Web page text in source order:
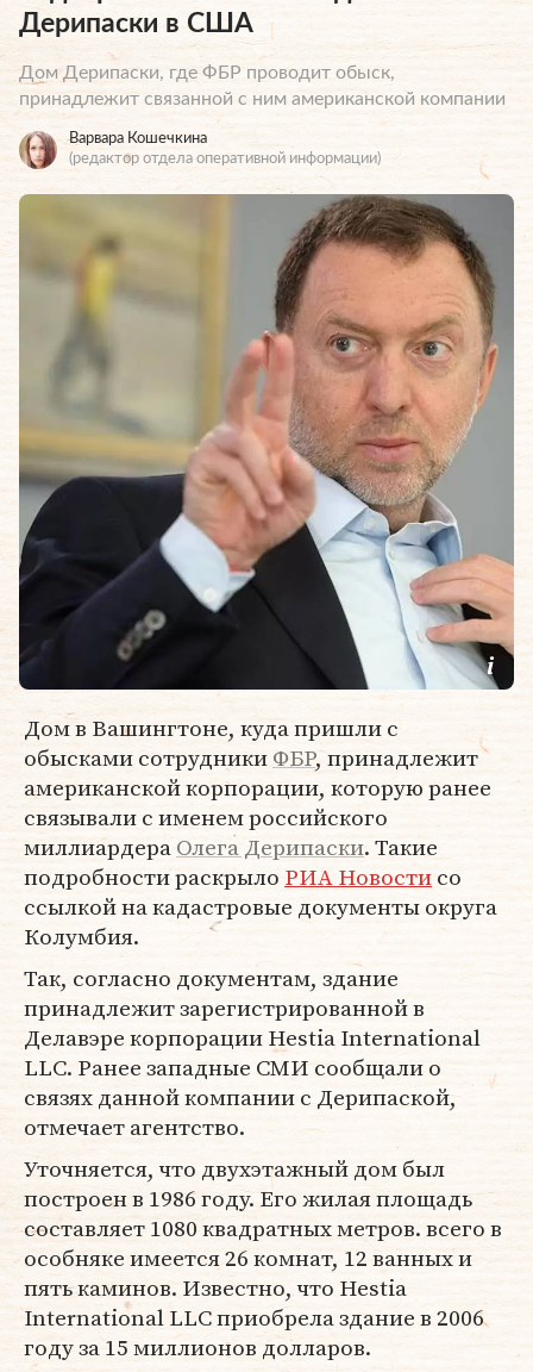
Дерипаски в США
Дом Дерипаски, где ФБР проводит обыск,
принадлежит связанной с ним американской компании
Варвара Кошечкина
(редактор отдела оперативной информации)
Дом в Вашингтоне, куда пришли с
обысками сотрудникиФБР, принадлежит
американской корпорации, которую ранее
связывали с именем российского
миллиардераОлега Дерипаски. Такие
подробности раскрыло РИА Новостисо
ссылкой на кадастровые документы округа
Колумбия.
Так, согласно документам, здание
принадлежит зарегистрированной в
Делавэре корпорации Hestia International
LLC. Ранее западные СМИ сообщали о
связях данной компании с Дерипаской,
отмечает агентство.
Уточняется, что двухэтажный дом был
построен в 1986 году. Его жилая площадь
составляет 1080 квадратных метров. всего в
особняке имеется 26 комнат, 12 ванных и
пять каминов. Известно, что Hestia
International LLC приобрела здание в 2006
году за 15 миллионов долларов.